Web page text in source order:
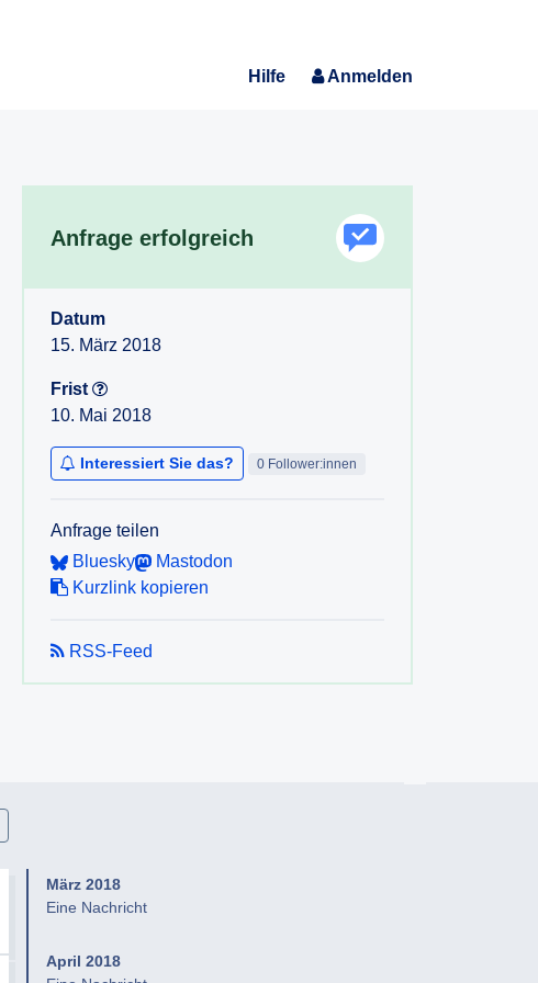
Hilfe Anmelden
Anfrage erfolgreich
Datum
15. März 2018
Frist
10. Mai 2018
Interessiert Sie das? 0 Follower:innen
Anfrage teilen
Bluesky
Mastodon
Kurzlink kopieren
RSS-Feed
März 2018
Eine Nachricht
April 2018